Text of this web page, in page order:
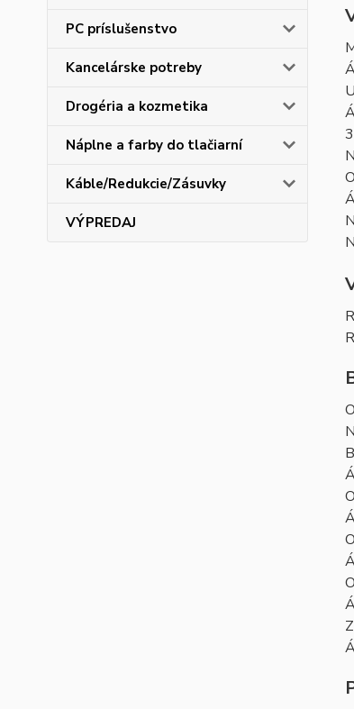
PC príslušenstvo
Kancelárske potreby
Drogéria a kozmetika
Náplne a farby do tlačiarní
Káble/Redukcie/Zásuvky
VÝPREDAJ